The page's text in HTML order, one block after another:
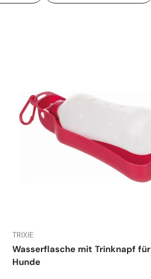
TRIXIE
Wasserflasche mit Trinknapf für
Hunde